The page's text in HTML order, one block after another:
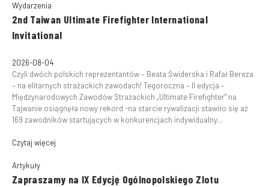
Wydarzenia
2nd Taiwan Ultimate Firefighter International
Invitational
2026-08-04
Czyli dwóch polskich reprezentantów – Beata Świderska i Rafał Bereza
– na elitarnych strażackich zawodach! Tegoroczna – II edycja –
Międzynarodowych Zawodów Strażackich „Ultimate Firefighter” na
Tajwanie osiągnęła nowy rekord -na starcie rywalizacji stawiło się aż
169 zawodników startujących w konkurencjach indywidualny...
Czytaj więcej
Artykuły
Zapraszamy na IX Edycję Ogólnopolskiego Zlotu